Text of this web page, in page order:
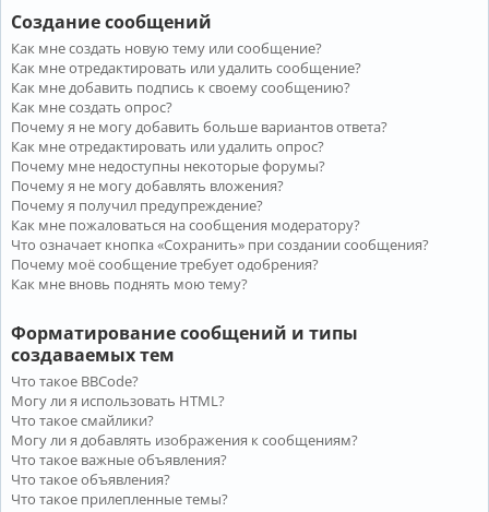
Создание сообщений
Как мне создать новую тему или сообщение?
Как мне отредактировать или удалить сообщение?
Как мне добавить подпись к своему сообщению?
Как мне создать опрос?
Почему я не могу добавить больше вариантов ответа?
Как мне отредактировать или удалить опрос?
Почему мне недоступны некоторые форумы?
Почему я не могу добавлять вложения?
Почему я получил предупреждение?
Как мне пожаловаться на сообщения модератору?
Что означает кнопка «Сохранить» при создании сообщения?
Почему моё сообщение требует одобрения?
Как мне вновь поднять мою тему?
Форматирование сообщений и типы
создаваемых тем
Что такое BBCode?
Могу ли я использовать HTML?
Что такое смайлики?
Могу ли я добавлять изображения к сообщениям?
Что такое важные объявления?
Что такое объявления?
Что такое прилепленные темы?